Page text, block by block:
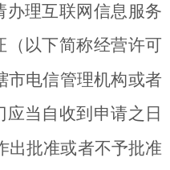
办理互联网信息服务
（以下简称经营许可
市电信管理机构或者
当自收到申请之日
出批准或者不予批准